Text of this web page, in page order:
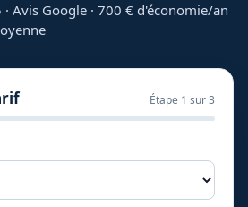
Avis Google · 700 € d'économie/an
Étape 1 sur 3